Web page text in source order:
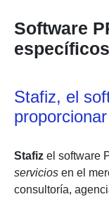
Software
específicos
Stafiz, el
Stafiz el software
servicios en el
consultoría,